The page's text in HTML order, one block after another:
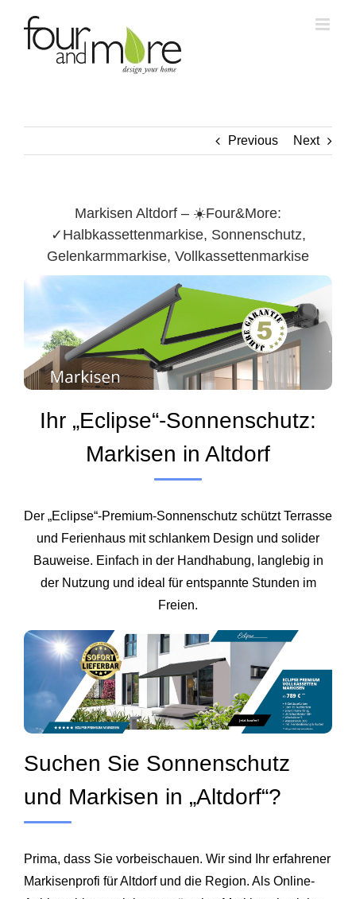
content
Previous Next
Markisen Altdorf – ☀️Four&More:
✓Halbkassettenmarkise, Sonnenschutz,
Gelenkarmmarkise, Vollkassettenmarkise
Ihr „Eclipse“-Sonnenschutz:
Markisen in Altdorf
Der „Eclipse“-Premium-Sonnenschutz schützt Terrasse
und Ferienhaus mit schlankem Design und solider
Bauweise. Einfach in der Handhabung, langlebig in
der Nutzung und ideal für entspannte Stunden im
Freien.
Suchen Sie Sonnenschutz
und Markisen in „Altdorf“?
Prima, dass Sie vorbeischauen. Wir sind Ihr erfahrener
Markisenprofi für Altdorf und die Region. Als Online-